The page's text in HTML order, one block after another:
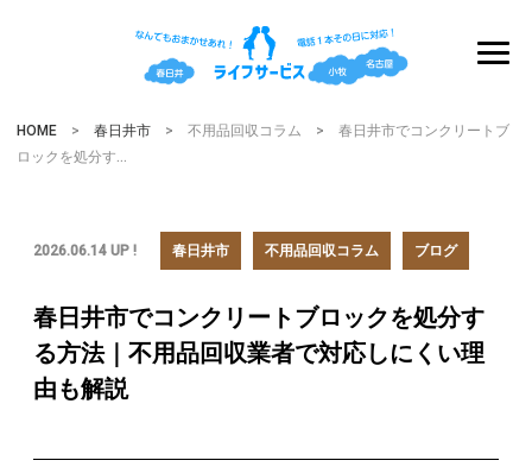
HOME > 春日井市 > 不用品回収コラム > 春日井市でコンクリートブ
ロックを処分す…
2026.06.14 UP ! 春日井市 不用品回収コラム ブログ
春日井市でコンクリートブロックを処分す
る方法｜不用品回収業者で対応しにくい理
由も解説